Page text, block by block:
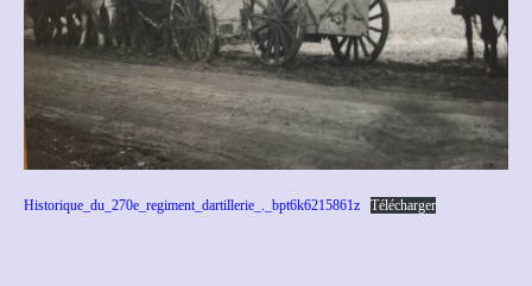
Historique_du_270e_regiment_dartillerie_._bpt6k6215861z Télécharger